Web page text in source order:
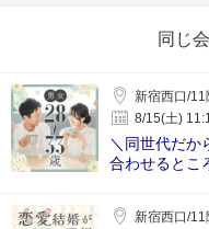
同じ
新宿西口/11
8/15(土)
＼同世代だか
合わせるとこ
新宿西口/11